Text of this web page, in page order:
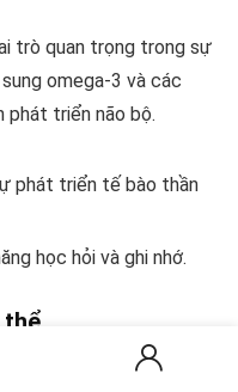
trò quan trọng trong sự
omega-3 và các
phát triển não bộ.
phát triển tế bào thần
học hỏi và ghi nhớ.
thể